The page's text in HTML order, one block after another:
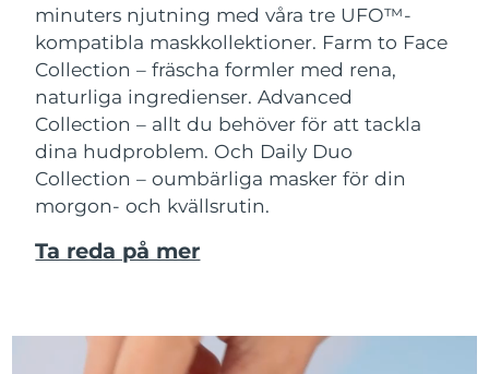
minuters njutning med våra tre UFO™-
kompatibla maskkollektioner. Farm to Face
Collection – fräscha formler med rena,
naturliga ingredienser. Advanced
Collection – allt du behöver för att tackla
dina hudproblem. Och Daily Duo
Collection – oumbärliga masker för din
morgon- och kvällsrutin.
Ta reda på mer